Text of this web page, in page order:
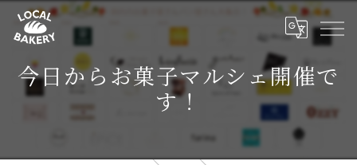
今日からお菓子マルシェ開催で
す！